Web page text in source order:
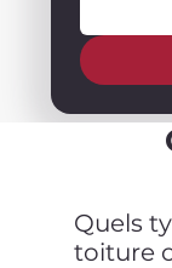
Quels
toiture